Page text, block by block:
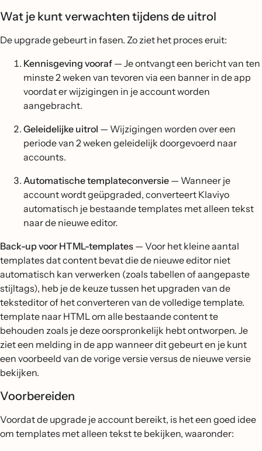
Wat je kunt verwachten tijdens de uitrol
De upgrade gebeurt in fasen. Zo ziet het proces eruit:
Kennisgeving vooraf — Je ontvangt een bericht van ten
minste 2 weken van tevoren via een banner in de app
voordat er wijzigingen in je account worden
aangebracht.
Geleidelijke uitrol — Wijzigingen worden over een
periode van 2 weken geleidelijk doorgevoerd naar
accounts.
Automatische templateconversie — Wanneer je
account wordt geüpgraded, converteert Klaviyo
automatisch je bestaande templates met alleen tekst
naar de nieuwe editor.
Back-up voor HTML-templates — Voor het kleine aantal
templates dat content bevat die de nieuwe editor niet
automatisch kan verwerken (zoals tabellen of aangepaste
stijltags), heb je de keuze tussen het upgraden van de
teksteditor of het converteren van de volledige template.
template naar HTML om alle bestaande content te
behouden zoals je deze oorspronkelijk hebt ontworpen. Je
ziet een melding in de app wanneer dit gebeurt en je kunt
een voorbeeld van de vorige versie versus de nieuwe versie
bekijken.
Voorbereiden
Voordat de upgrade je account bereikt, is het een goed idee
om templates met alleen tekst te bekijken, waaronder: